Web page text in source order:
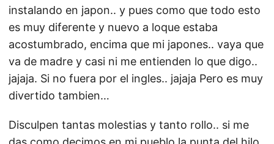
instalando en japon.. y pues como que todo esto
es muy diferente y nuevo a loque estaba
acostumbrado, encima que mi japones.. vaya que
va de madre y casi ni me entienden lo que digo..
jajaja. Si no fuera por el ingles.. jajaja Pero es muy
divertido tambien…
Disculpen tantas molestias y tanto rollo.. si me